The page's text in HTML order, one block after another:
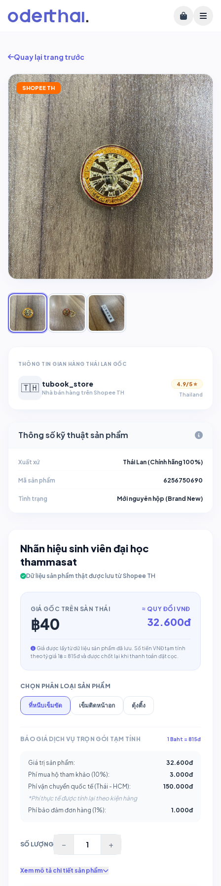
Quay lại trang trước
SHOPEE TH
THÔNG TIN GIAN HÀNG THÁI LAN GỐC
🇹🇭 tubook_store
Nhà bán hàng trên Shopee TH
4.9/5 ⭐
Thailand
Thông số kỹ thuật sản phẩm
Xuất xứ Thái Lan (Chính hãng 100%)
Mã sản phẩm 6256750690
Tình trạng Mới nguyên hộp (Brand New)
Nhãn hiệu sinh viên đại học
thammasat
Dữ liệu sản phẩm thật được lưu từ Shopee TH
GIÁ GỐC TRÊN SÀN THÁI
฿40
≈ QUY ĐỔI VNĐ
32.600đ
Giá được lấy từ dữ liệu sản phẩm đã lưu. Số tiền VNĐ tạm tính
theo tỷ giá 1฿ = 815đ và được chốt lại khi thanh toán đặt cọc.
CHỌN PHÂN LOẠI SẢN PHẨM
ที่หนีบเข็มขัด เข็มติดหน้าอก ตุ้งติ้ง
BÁO GIÁ DỊCH VỤ TRỌN GÓI TẠM TÍNH 1 Baht = 815đ
Giá trị sản phẩm: 32.600đ
Phí mua hộ tham khảo (10%):
3.000đ
Phí vận chuyển quốc tế (Thái - HCM):
150.000đ
*Phí thực tế được tính lại theo kiện hàng
Phí bảo đảm đơn hàng (1%):
1.000đ
SỐ LƯỢNG − +
Xem mô tả chi tiết sản phẩm